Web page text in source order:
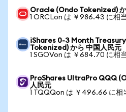
Oracle (Ondo Tokenized) か
1 ORCLon は ￥986.43 に相当
iShares 0-3 Month
Tokenized) から 中国人民元
1 SGOVon は ￥684.70 に相当
ProShares UltraPro QQQ
人民元
1 TQQQon は ￥496.66 に相